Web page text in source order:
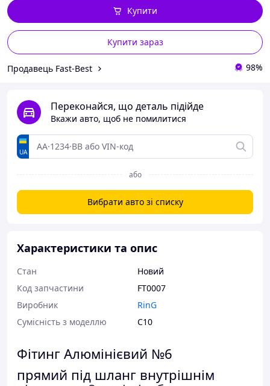
Купити зараз
Купити
Продавець Fast-Best 98%
Переконайся, що деталь підійде
Вкажи авто, щоб не помилитися
UA
або
Вибрати авто зі списку
Характеристики та опис
Стан
Новий
Код запчастини
FT0007
Виробник
RinG
Сумісність з моделлю
C10
Фітинг Алюмінієвий №6
прямий під шланг внутрішнім